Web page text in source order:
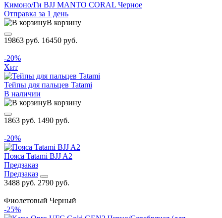
Кимоно/Ги BJJ MANTO CORAL Черное
Отправка за 1 день
В корзину
19863 руб. 16450 руб.
-20%
Хит
Тейпы для пальцев Tatami
В наличии
В корзину
1863 руб. 1490 руб.
-20%
Пояса Tatami BJJ A2
Предзаказ
Предзаказ
3488 руб. 2790 руб.
Фиолетовый Черный
-25%